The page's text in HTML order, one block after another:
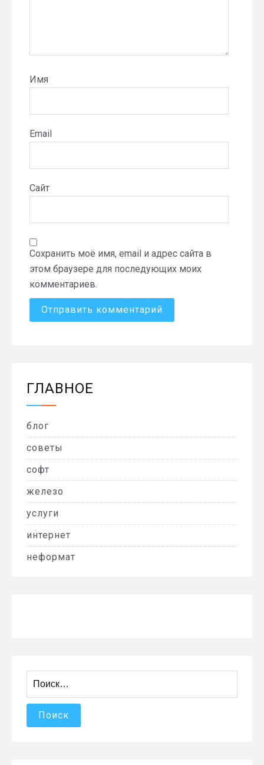
Имя
Email
Сайт
Сохранить моё имя, email и адрес сайта в
этом браузере для последующих моих
комментариев.
ГЛАВНОЕ
блог
советы
софт
железо
услуги
интернет
неформат